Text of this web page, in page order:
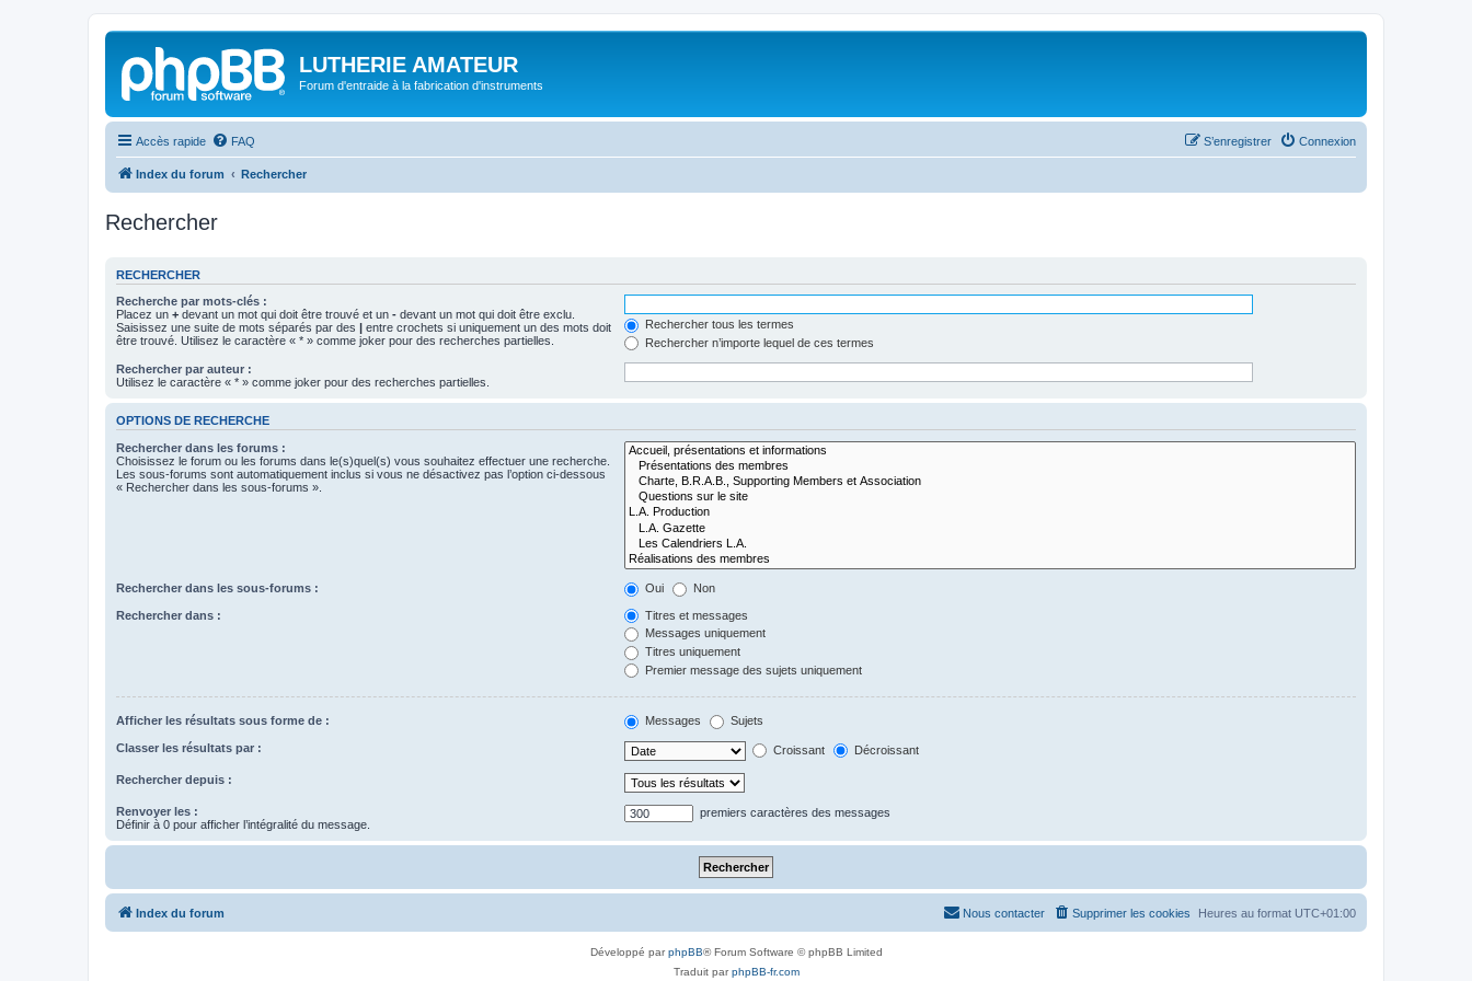
LUTHERIE AMATEUR
Forum d'entraide à la fabrication d'instruments
Accès rapide FAQ Connexion
S’enregistrer
Index du forum Rechercher
Rechercher
RECHERCHER
Recherche par mots-clés :
Placez un + devant un mot qui doit être trouvé et un - devant un mot qui doit être exclu.
Saisissez une suite de mots séparés par des | entre crochets si uniquement un des mots doit
être trouvé. Utilisez le caractère « * » comme joker pour des recherches partielles.
Rechercher tous les termes
Rechercher n’importe lequel de ces termes
Rechercher par auteur :
Utilisez le caractère « * » comme joker pour des recherches partielles.
OPTIONS DE RECHERCHE
Rechercher dans les forums :
Choisissez le forum ou les forums dans le(s)quel(s) vous souhaitez effectuer une recherche.
Les sous-forums sont automatiquement inclus si vous ne désactivez pas l’option ci-dessous
« Rechercher dans les sous-forums ».
Rechercher dans les sous-forums : Oui Non
Rechercher dans :
Titres et messages
Messages uniquement
Titres uniquement
Premier message des sujets uniquement
Afficher les résultats sous forme de : Messages Sujets
Classer les résultats par : Croissant Décroissant
Rechercher depuis :
Renvoyer les :
Définir à 0 pour afficher l’intégralité du message.
premiers caractères des messages
Index du forum Heures au format UTC+01:00
Supprimer les cookies
Nous contacter
Développé parphpBB® Forum Software © phpBB Limited
Traduit parphpBB-fr.com